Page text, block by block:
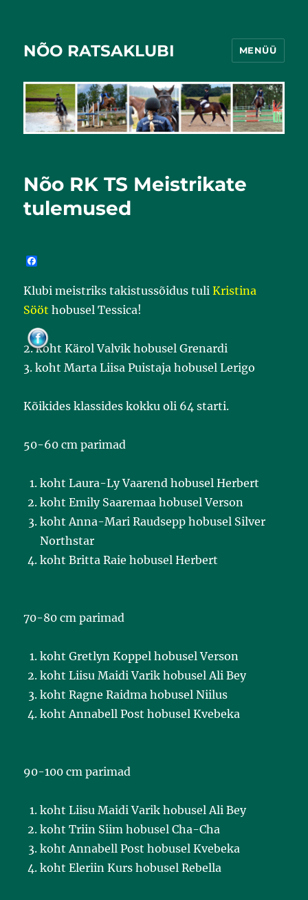
NÕO RATSAKLUBI MENÜÜ
Nõo RK TS Meistrikate
tulemused
c
e
b
o
o
k
Klubi meistriks takistussõidus tuliKristina
Sööt hobusel Tessica!
2. koht Kärol Valvik hobusel Grenardi
3. koht Marta Liisa Puistaja hobusel Lerigo
Kõikides klassides kokku oli 64 starti.
50-60 cm parimad
koht Laura-Ly Vaarend hobusel Herbert
koht Emily Saaremaa hobusel Verson
koht Anna-Mari Raudsepp hobusel Silver
Northstar
koht Britta Raie hobusel Herbert
70-80 cm parimad
koht Gretlyn Koppel hobusel Verson
koht Liisu Maidi Varik hobusel Ali Bey
koht Ragne Raidma hobusel Niilus
koht Annabell Post hobusel Kvebeka
90-100 cm parimad
koht Liisu Maidi Varik hobusel Ali Bey
koht Triin Siim hobusel Cha-Cha
koht Annabell Post hobusel Kvebeka
koht Eleriin Kurs hobusel Rebella